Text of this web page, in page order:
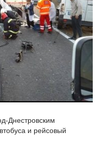
Днестровским
и рейсовый